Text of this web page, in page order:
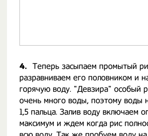
4. Теперь засыпаем промытый
разравниваем его половником и
горячую воду. "Девзира" особый
очень много воды, поэтому воды
1,5 пальца. Залив воду включаем
максимум и ждем когда рис